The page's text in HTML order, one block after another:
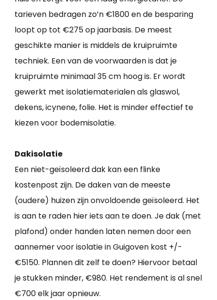
tarieven bedragen zo’n €1800 en de besparing
loopt op tot €275 op jaarbasis. De meest
geschikte manier is middels de kruipruimte
techniek. Een van de voorwaarden is dat je
kruipruimte minimaal 35 cm hoog is. Er wordt
gewerkt met isolatiematerialen als glaswol,
dekens, icynene, folie. Het is minder effectief te
kiezen voor bodemisolatie.
Dakisolatie
Een niet-geïsoleerd dak kan een flinke
kostenpost zijn. De daken van de meeste
(oudere) huizen zijn onvoldoende geïsoleerd. Het
is aan te raden hier iets aan te doen. Je dak (met
plafond) onder handen laten nemen door een
aannemer voor isolatie in Guigoven kost +/-
€5150. Plannen dit zelf te doen? Hiervoor betaal
je stukken minder, €980. Het rendement is al snel
€700 elk jaar opnieuw.